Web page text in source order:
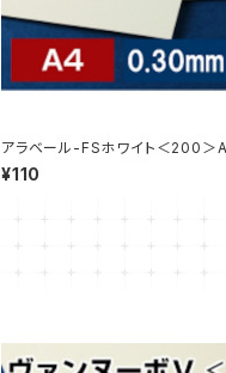
アラベール-FSホワイト＜200＞
プル販売】
¥110